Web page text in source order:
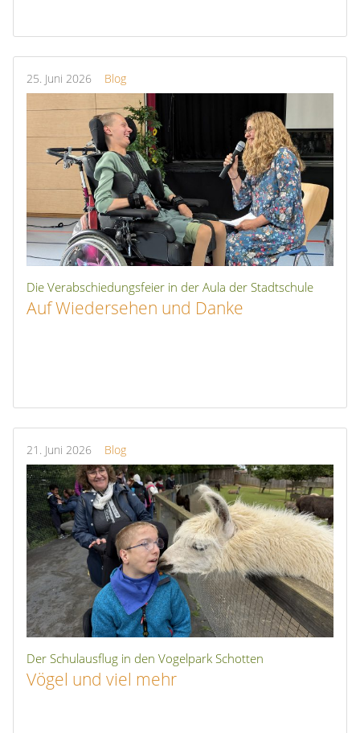
25. Juni 2026 Blog
Die Verabschiedungsfeier in der Aula der Stadtschule
Auf Wiedersehen und Danke
21. Juni 2026 Blog
Der Schulausflug in den Vogelpark Schotten
Vögel und viel mehr